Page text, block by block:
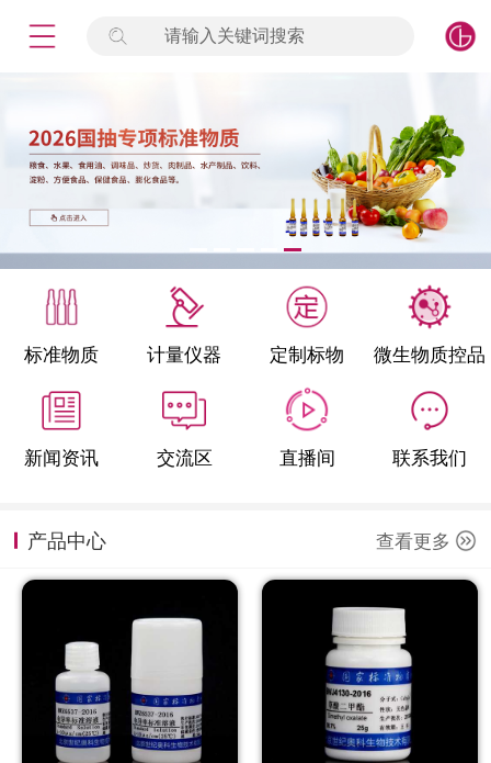
请输入关键词搜索
标准物质 计量仪器 定制标物 微生物质控品
新闻资讯 交流区 直播间 联系我们
产品中心 查看更多
标准物质
产品专项
微生物检测/质控品
定制标物
定制仪器
新闻资讯
公司主页
购物车